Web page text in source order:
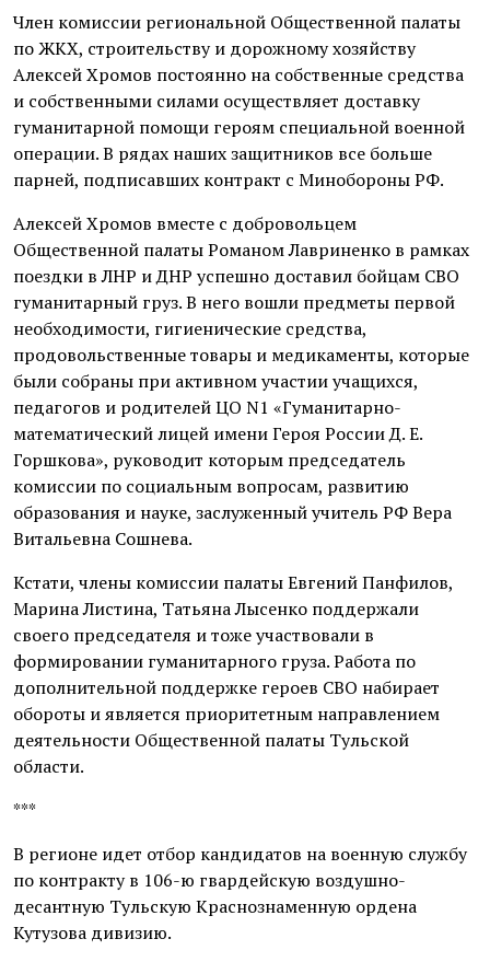
Член комиссии региональной Общественной палаты
по ЖКХ, строительству и дорожному хозяйству
Алексей Хромов постоянно на собственные средства
и собственными силами осуществляет доставку
гуманитарной помощи героям специальной военной
операции. В рядах наших защитников все больше
парней, подписавших контракт с Минобороны РФ.
Алексей Хромов вместе с добровольцем
Общественной палаты Романом Лавриненко в рамках
поездки в ЛНР и ДНР успешно доставил бойцам СВО
гуманитарный груз. В него вошли предметы первой
необходимости, гигиенические средства,
продовольственные товары и медикаменты, которые
были собраны при активном участии учащихся,
педагогов и родителей ЦО N1 «Гуманитарно-
математический лицей имени Героя России Д. Е.
Горшкова», руководит которым председатель
комиссии по социальным вопросам, развитию
образования и науке, заслуженный учитель РФ Вера
Витальевна Сошнева.
Кстати, члены комиссии палаты Евгений Панфилов,
Марина Листина, Татьяна Лысенко поддержали
своего председателя и тоже участвовали в
формировании гуманитарного груза. Работа по
дополнительной поддержке героев СВО набирает
обороты и является приоритетным направлением
деятельности Общественной палаты Тульской
области.
***
В регионе идет отбор кандидатов на военную службу
по контракту в 106-ю гвардейскую воздушно-
десантную Тульскую Краснознаменную ордена
Кутузова дивизию.